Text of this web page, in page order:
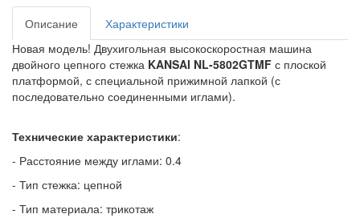
Описание
Характеристики
Новая модель! Двухигольная высокоскоростная машина
двойного цепного стежка KANSAI NL-5802GTMF с плоской
платформой, с специальной прижимной лапкой (с
последовательно соединенными иглами).
Технические характеристики:
- Расстояние между иглами: 0.4
- Тип стежка: цепной
- Тип материала: трикотаж